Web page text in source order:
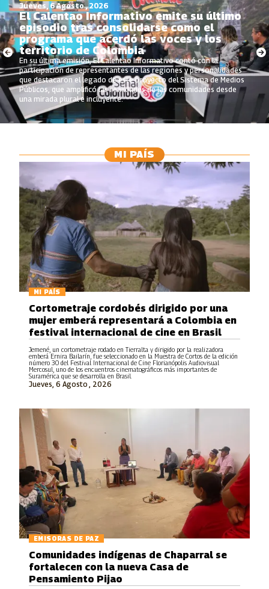
Jueves, 6 Agosto , 2026
El Calentao Informativo emite su último
episodio tras consolidarse como el
programa que acerdó las voces y los
territorio de Colombia
En su última emisión, El Calentao Informativo contó con la
participación de representantes de las regiones y personalidades
que destacaron el legado de este proyecto del Sistema de Medios
Públicos, que amplificó las realidades de las comunidades desde
una mirada plural e incluyente.
MI PAÍS
MI PAÍS
Jemené, un cortometraje rodado en Tierralta y dirigido por la realizadora
emberá Ernira Bailarín, fue seleccionado en la Muestra de Cortos de la edición
número 30 del Festival Internacional de Cine Florianópolis Audiovisual
Mercosul, uno de los encuentros cinematográficos más importantes de
Suramérica que se desarrolla en Brasil.
Jueves, 6 Agosto , 2026
Cortometraje cordobés dirigido por una
mujer emberá representará a Colombia en
festival internacional de cine en Brasil
EMISORAS DE PAZ
Comunidades indígenas de Chaparral se
fortalecen con la nueva Casa de
Pensamiento Pijao